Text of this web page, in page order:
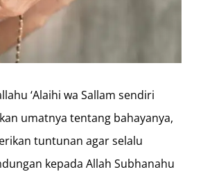
‘Alaihi wa Sallam sendiri
umatnya tentang bahayanya,
tuntunan agar selalu
kepada Allah Subhanahu